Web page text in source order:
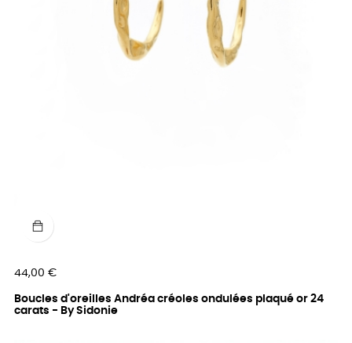
Prix
44,00 €
Boucles d'oreilles Andréa créoles ondulées plaqué or 24
carats - By Sidonie